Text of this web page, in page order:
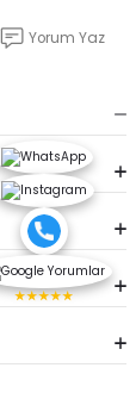
Yorum Yaz
★★★★★